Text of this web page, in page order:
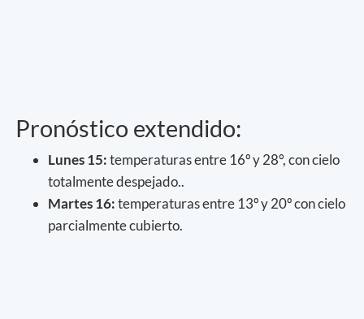
Pronóstico extendido:
Lunes 15:temperaturas entre 16º y 28°, con cielo
totalmente despejado..
Martes 16:temperaturas entre 13º y 20º con cielo
parcialmente cubierto.